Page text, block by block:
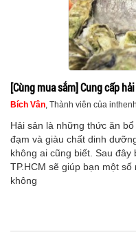
[Cùng mua sắm] Cung cấp
Bích Vân, Thành viên của
Hải sản là những thức ăn
đạm và giàu chất dinh
không ai cũng biết. Sau
TP.HCM sẽ giúp bạn một
không